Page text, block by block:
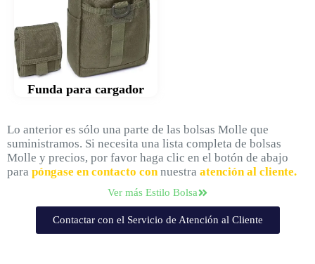
Funda para cargador
Lo anterior es sólo una parte de las bolsas Molle que
suministramos. Si necesita una lista completa de bolsas
Molle y precios, por favor haga clic en el botón de abajo
para póngase en contacto connuestra atención al cliente.
Ver más Estilo Bolsa
Contactar con el Servicio de Atención al Cliente